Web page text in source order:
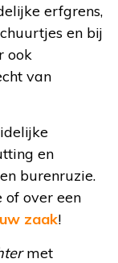
erfgrens,
en bij
ook
van
en
burenruzie.
of over een
zaak!
met